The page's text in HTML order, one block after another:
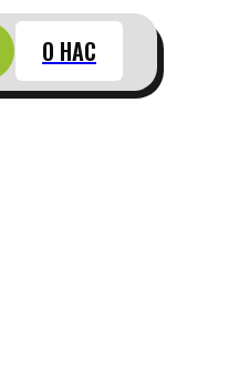
О НАС